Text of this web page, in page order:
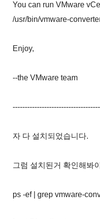
You can run VMware
/usr/bin/vmware-
Enjoy,
--the VMware team
자 다 설치되었습니다.
그럼 설치된거 확인해봐
ps -ef | grep vmware-